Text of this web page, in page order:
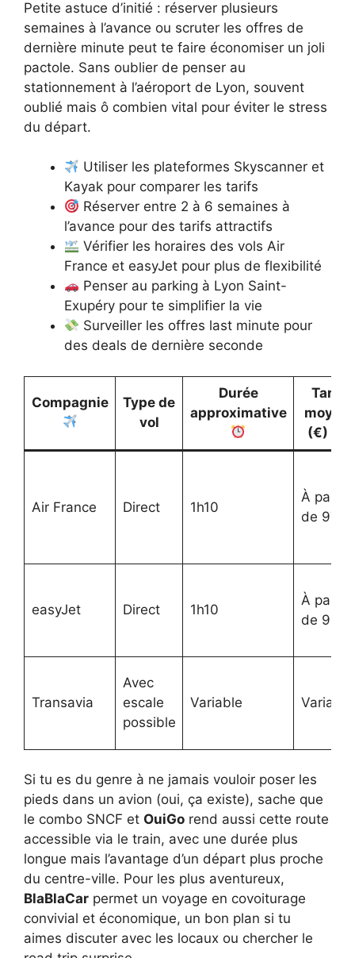
Petite astuce d’initié : réserver plusieurs
semaines à l’avance ou scruter les offres de
dernière minute peut te faire économiser un joli
pactole. Sans oublier de penser au
stationnement à l’aéroport de Lyon, souvent
oublié mais ô combien vital pour éviter le stress
du départ.
Utiliser les plateformes Skyscanner et
Kayak pour comparer les tarifs
Réserver entre 2 à 6 semaines à
l’avance pour des tarifs attractifs
Vérifier les horaires des vols Air
France et easyJet pour plus de flexibilité
Penser au parking à Lyon Saint-
Exupéry pour te simplifier la vie
Surveiller les offres last minute pour
des deals de dernière seconde
Compagnie
Type de
vol
Durée
approximative
Tarif
moyen
(€)
Air France Direct 1h10
À partir
de 97
easyJet Direct 1h10
À partir
de 90
Transavia
Avec
escale
possible
Variable Variable
Si tu es du genre à ne jamais vouloir poser les
pieds dans un avion (oui, ça existe), sache que
le combo SNCF et OuiGo rend aussi cette route
accessible via le train, avec une durée plus
longue mais l’avantage d’un départ plus proche
du centre-ville. Pour les plus aventureux,
BlaBlaCar permet un voyage en covoiturage
convivial et économique, un bon plan si tu
aimes discuter avec les locaux ou chercher le